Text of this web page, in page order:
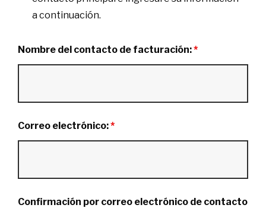
a continuación.
Nombre del contacto de facturación:*
Correo electrónico:*
Confirmación por correo electrónico de contacto